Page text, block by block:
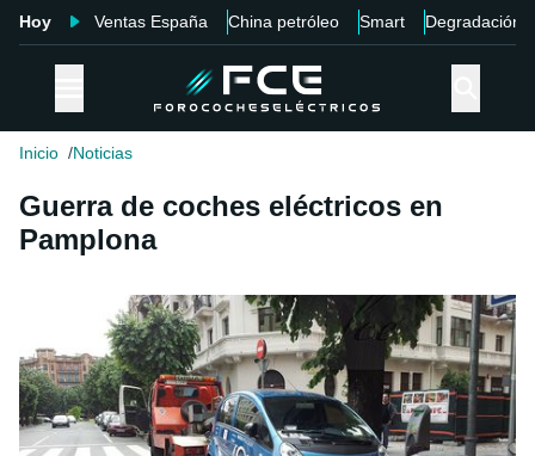
Hoy Ventas España China petróleo Smart Degradación
Inicio Noticias
Guerra de coches eléctricos en
Pamplona